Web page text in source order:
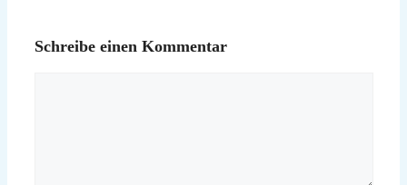
Schreibe einen Kommentar